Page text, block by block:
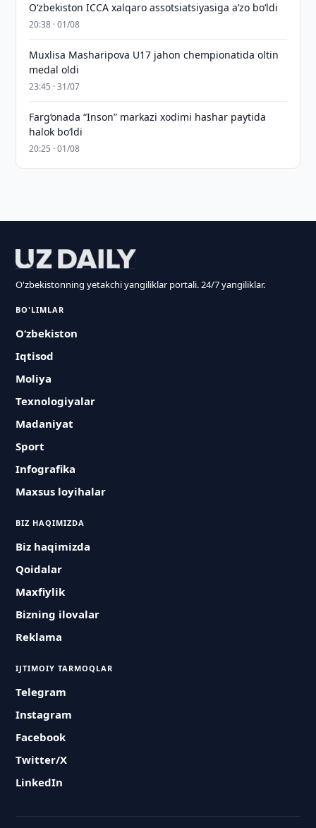
O‘zbekiston ICCA xalqaro assotsiatsiyasiga aʼzo bo‘ldi
20:38 · 01/08
Muxlisa Masharipova U17 jahon chempionatida oltin
medal oldi
23:45 · 31/07
Farg‘onada “Inson” markazi xodimi hashar paytida
halok bo‘ldi
20:25 · 01/08
O'zbekistonning yetakchi yangiliklar portali. 24/7 yangiliklar.
BO'LIMLAR
O‘zbekiston
Iqtisod
Moliya
Texnologiyalar
Madaniyat
Sport
Infografika
Maxsus loyihalar
BIZ HAQIMIZDA
Biz haqimizda
Qoidalar
Maxfiylik
Bizning ilovalar
Reklama
IJTIMOIY TARMOQLAR
Telegram
Instagram
Facebook
Twitter/X
LinkedIn